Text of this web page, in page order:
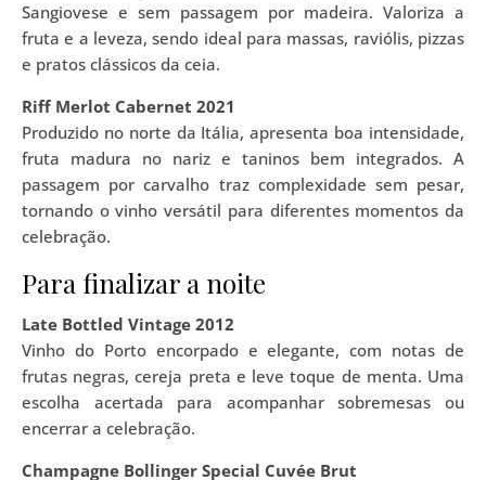
Sangiovese e sem passagem por madeira. Valoriza a
fruta e a leveza, sendo ideal para massas, raviólis, pizzas
e pratos clássicos da ceia.
Riff Merlot Cabernet 2021
Produzido no norte da Itália, apresenta boa intensidade,
fruta madura no nariz e taninos bem integrados. A
passagem por carvalho traz complexidade sem pesar,
tornando o vinho versátil para diferentes momentos da
celebração.
Para finalizar a noite
Late Bottled Vintage 2012
Vinho do Porto encorpado e elegante, com notas de
frutas negras, cereja preta e leve toque de menta. Uma
escolha acertada para acompanhar sobremesas ou
encerrar a celebração.
Champagne Bollinger Special Cuvée Brut